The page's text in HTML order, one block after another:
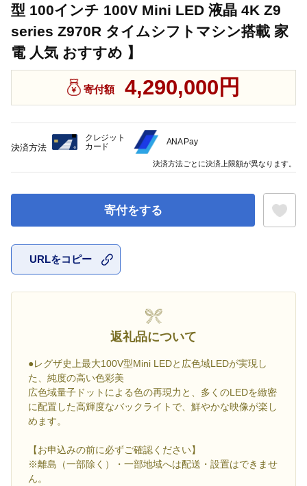
型 100インチ 100V Mini LED 液晶 4K Z9
series Z970R タイムシフトマシン搭載 家
電 人気 おすすめ 】
寄付額 4,290,000円
寄付をする
URLをコピー
返礼品について
●レグザ史上最大100V型Mini LEDと広色域LEDが実現し
た、純度の高い色彩美
広色域量子ドットによる色の再現力と、多くのLEDを緻密
に配置した高輝度なバックライトで、鮮やかな映像が楽し
めます。
【お申込みの前に必ずご確認ください】
※離島（一部除く）・一部地域へは配送・設置はできませ
ん。
決済方法
クレジット
カード
ANA Pay
決済方法ごとに決済上限額が異なります。